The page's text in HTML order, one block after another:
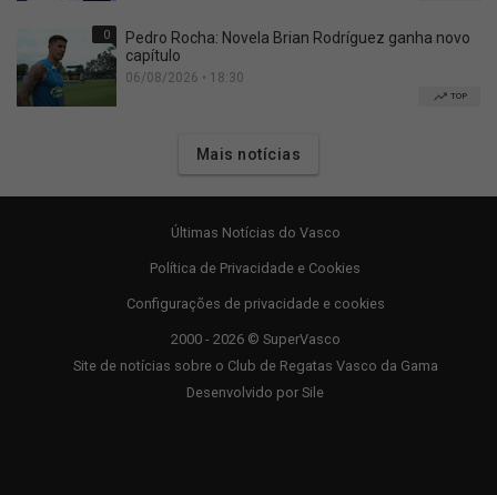
0
Pedro Rocha: Novela Brian Rodríguez ganha novo
capítulo
06/08/2026 • 18:30
TOP
Mais notícias
Últimas Notícias do Vasco
Política de Privacidade e Cookies
Configurações de privacidade e cookies
2000 - 2026 © SuperVasco
Site de notícias sobre o Club de Regatas Vasco da Gama
Desenvolvido por Sile